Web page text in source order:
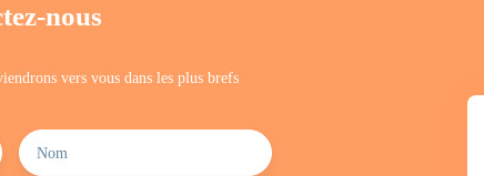
nous
vers vous dans les plus brefs
Nom